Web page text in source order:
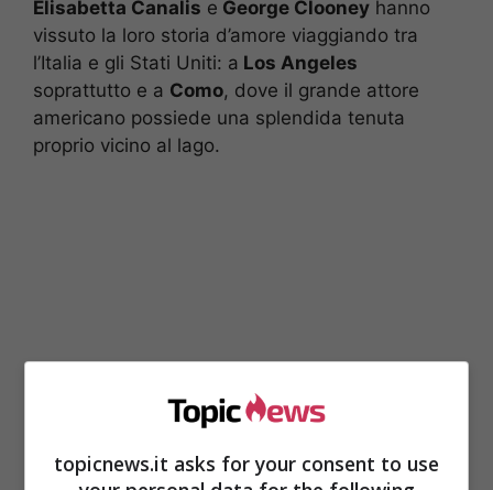
Elisabetta Canalis e George Clooney hanno
vissuto la loro storia d’amore viaggiando tra
l’Italia e gli Stati Uniti: a Los Angeles
soprattutto e a Como, dove il grande attore
americano possiede una splendida tenuta
proprio vicino al lago.
Era come una bella favola, insomma, a cui però
topicnews.it asks for your consent to use